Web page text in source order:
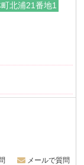
北浦21番地1
メールで質問